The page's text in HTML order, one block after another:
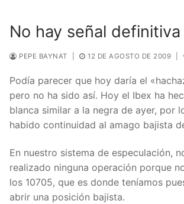
No hay señal definitiva
PEPE BAYNAT 12 DE AGOSTO DE 2009
Podía parecer que hoy daría el
pero no ha sido así. Hoy el Ibex ha
blanca similar a la negra de ayer, por
habido continuidad al amago bajista
En nuestro sistema de especulación,
realizado ninguna operación porque
los 10705, que es donde teníamos
abrir una posición bajista.